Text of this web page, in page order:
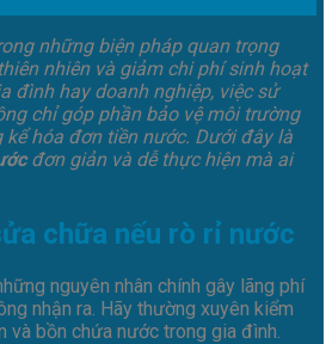
những biện pháp quan trọng
nhiên và giảm chi phí sinh hoạt
đình hay doanh nghiệp, việc sử
chỉ góp phần bảo vệ môi trường
hóa đơn tiền nước. Dưới đây là
đơn giản và dễ thực hiện mà ai
chữa nếu rò rỉ nước
nguyên nhân chính gây lãng phí
nhận ra. Hãy thường xuyên kiểm
và bồn chứa nước trong gia đình.